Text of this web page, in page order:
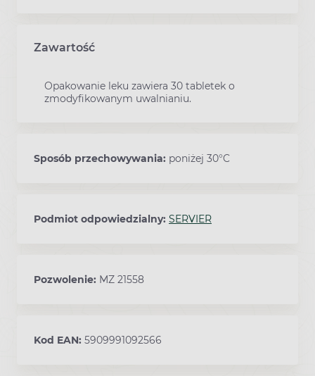
Zawartość
Opakowanie leku zawiera 30 tabletek o
zmodyfikowanym uwalnianiu.
Sposób przechowywania: poniżej 30°C
Podmiot odpowiedzialny: SERVIER
Pozwolenie: MZ 21558
Kod EAN: 5909991092566